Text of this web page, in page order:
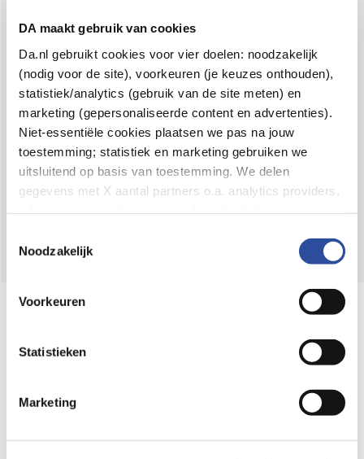
DA maakt gebruik van cookies
Da.nl gebruikt cookies voor vier doelen: noodzakelijk
(nodig voor de site), voorkeuren (je keuzes onthouden),
statistiek/analytics (gebruik van de site meten) en
marketing (gepersonaliseerde content en advertenties).
Niet-essentiële cookies plaatsen we pas na jouw
toestemming; statistiek en marketing gebruiken we
uitsluitend op basis van toestemming. We delen
gegevens met X aantal partners o.a. analytics providers,
en de bewaartermijnen per categorie. Je kunt je keuze op
gegevensverwerking staat in de
Privacyverklaring
Noodzakelijk
Voorkeuren
Statistieken
Marketing
8.6 uit4.106 reviews
Over DA
Klantenservice
Assortiment
VolgDAop:
Online aanbieder medicijnen
webshop mag verkopen.
⁠Verantwoorde zorg, ⁠ook online.